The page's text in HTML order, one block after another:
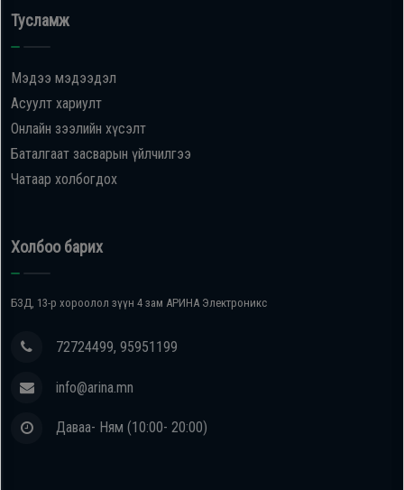
Тусламж
Мэдээ мэдээдэл
Асуулт хариулт
Онлайн зээлийн хүсэлт
Баталгаат засварын үйлчилгээ
Чатаар холбогдох
Холбоо барих
БЗД, 13-р хороолол зүүн 4 зам АРИНА Электроникс
72724499, 95951199
info@arina.mn
Даваа- Ням (10:00- 20:00)